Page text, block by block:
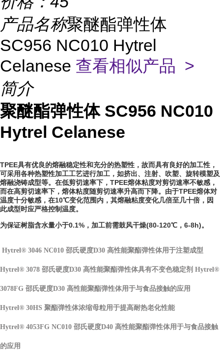
产品名称聚醚酯弹性体
SC956 NC010 Hytrel
Celanese 查看相似产品 >
简介
聚醚酯弹性体 SC956 NC010
Hytrel Celanese
TPEE具有优良的熔融稳定性和充分的热塑性 ，故而具有良好的加工性 ，
可采用各种热塑性加工工艺进行加工，如挤出、注射、 吹塑、旋转模塑及
熔融浇铸成型等。在低剪切速率下，TPEE熔体粘度对剪切速率不敏感，
而在高剪切速率下，熔体粘度随剪切速率升高而下降。由于TPEE熔体对
温度十分敏感，在10℃变化范围内，其熔融粘度变化几倍至几十倍，因
此成型时应严格控制温度。
为保证树脂含水量小于0.1%，加工前需鼓风干燥(80-120℃，6-8h)。
Hytrel® 3046 NC010 邵氏硬度D30 高性能聚酯弹性体用于注塑成型
Hytrel® 3078 邵氏硬度D30 高性能聚酯弹性体具有不变色稳定剂 Hytrel®
3078FG 邵氏硬度D30 高性能聚酯弹性体用于与食品接触的应用
Hytrel® 30HS 聚酯弹性体浓缩母粒用于提高耐热老化性能
Hytrel® 4053FG NC010 邵氏硬度D40 高性能聚酯弹性体用于与食品接触
的应用